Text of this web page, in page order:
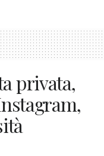
privata,